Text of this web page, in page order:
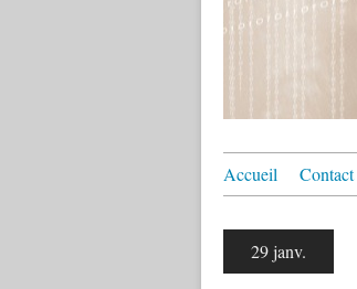
Accueil Contact
29 janv.